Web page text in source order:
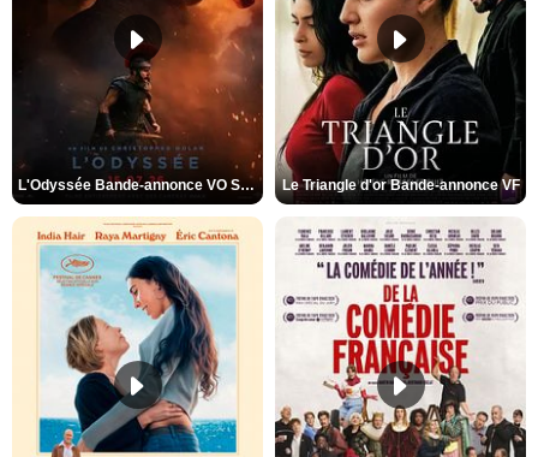
L'Odyssée Bande-annonce VO STFR Le Triangle d'or Bande-annonce VF